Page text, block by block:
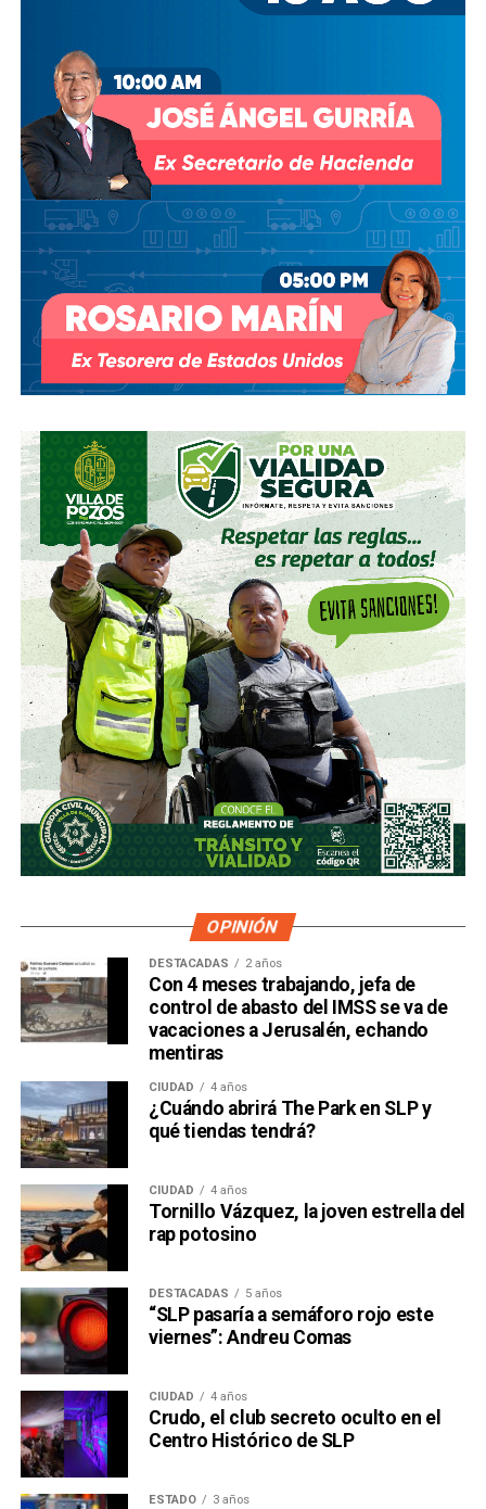
OPINIÓN
DESTACADAS 2 años
Con 4 meses trabajando, jefa de
control de abasto del IMSS se va de
vacaciones a Jerusalén, echando
mentiras
CIUDAD 4 años
¿Cuándo abrirá The Park en SLP y
qué tiendas tendrá?
CIUDAD 4 años
Tornillo Vázquez, la joven estrella del
rap potosino
DESTACADAS 5 años
“SLP pasaría a semáforo rojo este
viernes”: Andreu Comas
CIUDAD 4 años
Crudo, el club secreto oculto en el
Centro Histórico de SLP
ESTADO 3 años